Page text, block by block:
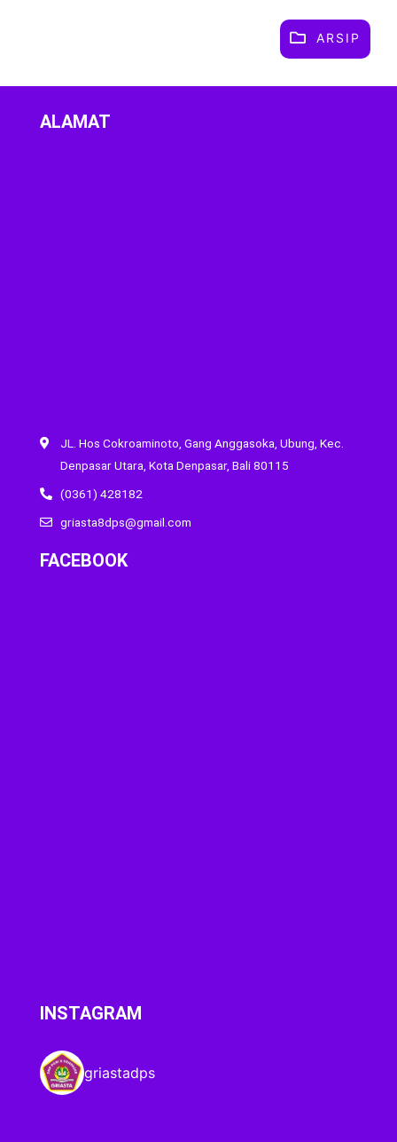
ARSIP
ALAMAT
JL. Hos Cokroaminoto, Gang Anggasoka, Ubung, Kec.
Denpasar Utara, Kota Denpasar, Bali 80115
(0361) 428182
griasta8dps@gmail.com
FACEBOOK
INSTAGRAM
griastadps